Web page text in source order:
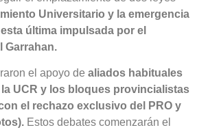
Universitario y la emergencia
última impulsada por el
Garrahan.
el apoyo de aliados habituales
UCR y los bloques provincialistas
el rechazo exclusivo del PRO y
Estos debates comenzarán el